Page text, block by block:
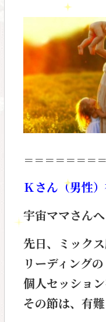
＝＝＝＝＝＝＝
Ｋさん（男性
宇宙ママさんへ
先日、ミック
リーディングの
個人セッショ
その節は、有